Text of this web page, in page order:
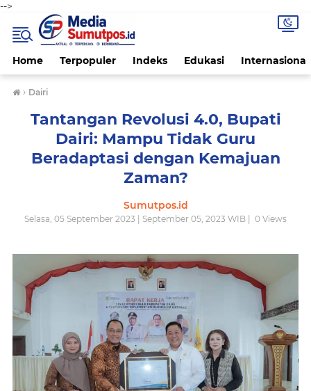
-->
Home Terpopuler Indeks Edukasi Internasional
› Dairi
Tantangan Revolusi 4.0, Bupati
Dairi: Mampu Tidak Guru
Beradaptasi dengan Kemajuan
Zaman?
Sumutpos.id
Selasa, 05 September 2023 | September 05, 2023 WIB | 0 Views